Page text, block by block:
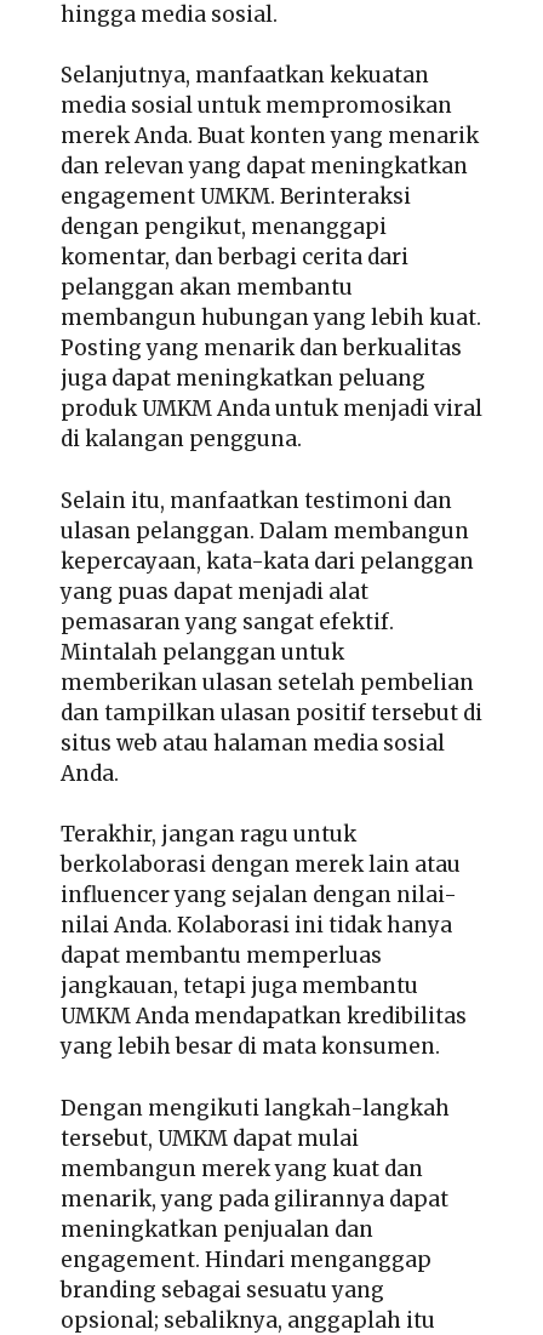
hingga media sosial.
Selanjutnya, manfaatkan kekuatan
media sosial untuk mempromosikan
merek Anda. Buat konten yang menarik
dan relevan yang dapat meningkatkan
engagement UMKM. Berinteraksi
dengan pengikut, menanggapi
komentar, dan berbagi cerita dari
pelanggan akan membantu
membangun hubungan yang lebih kuat.
Posting yang menarik dan berkualitas
juga dapat meningkatkan peluang
produk UMKM Anda untuk menjadi viral
di kalangan pengguna.
Selain itu, manfaatkan testimoni dan
ulasan pelanggan. Dalam membangun
kepercayaan, kata-kata dari pelanggan
yang puas dapat menjadi alat
pemasaran yang sangat efektif.
Mintalah pelanggan untuk
memberikan ulasan setelah pembelian
dan tampilkan ulasan positif tersebut di
situs web atau halaman media sosial
Anda.
Terakhir, jangan ragu untuk
berkolaborasi dengan merek lain atau
influencer yang sejalan dengan nilai-
nilai Anda. Kolaborasi ini tidak hanya
dapat membantu memperluas
jangkauan, tetapi juga membantu
UMKM Anda mendapatkan kredibilitas
yang lebih besar di mata konsumen.
Dengan mengikuti langkah-langkah
tersebut, UMKM dapat mulai
membangun merek yang kuat dan
menarik, yang pada gilirannya dapat
meningkatkan penjualan dan
engagement. Hindari menganggap
branding sebagai sesuatu yang
opsional; sebaliknya, anggaplah itu